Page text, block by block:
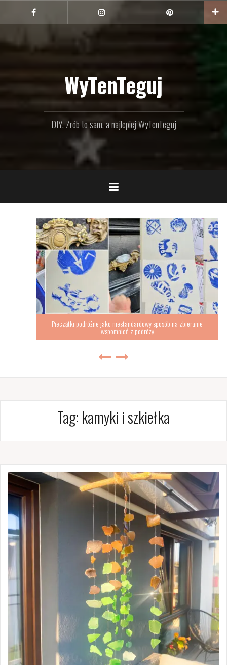
treści
Facebook Instagram
WyTenTeguj
DIY, Zrób to sam, a najlepiej WyTenTeguj
Pieczątki podróżne jako niestandardowy sposób na zbieranie
wspomnień z podróży
Tag: kamyki i szkiełka